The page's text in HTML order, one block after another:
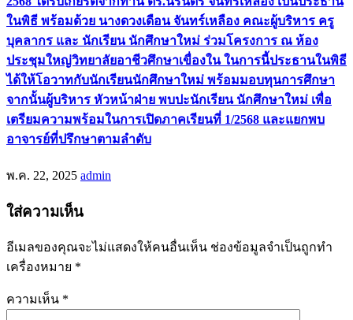
ในพิธี พร้อมด้วย นางดวงเดือน จันทร์เหลือง คณะผู้บริหาร ครู
บุคลากร และ นักเรียน นักศึกษาใหม่ ร่วมโครงการ ณ ห้อง
ประชุมใหญ่วิทยาลัยอาชีวศึกษาเขื่องใน ในการนี้ประธานในพิธี
ได้ให้โอวาทกับนักเรียนนักศึกษาใหม่ พร้อมมอบทุนการศึกษา
จากนั้นผู้บริหาร หัวหน้าฝ่าย พบปะนักเรียน นักศึกษาใหม่ เพื่อ
เตรียมความพร้อมในการเปิดภาคเรียนที่ 1/2568 และแยกพบ
อาจารย์ที่ปรึกษาตามลำดับ
พ.ค. 22, 2025 admin
ใส่ความเห็น
อีเมลของคุณจะไม่แสดงให้คนอื่นเห็น ช่องข้อมูลจำเป็นถูกทำ
เครื่องหมาย *
ความเห็น *